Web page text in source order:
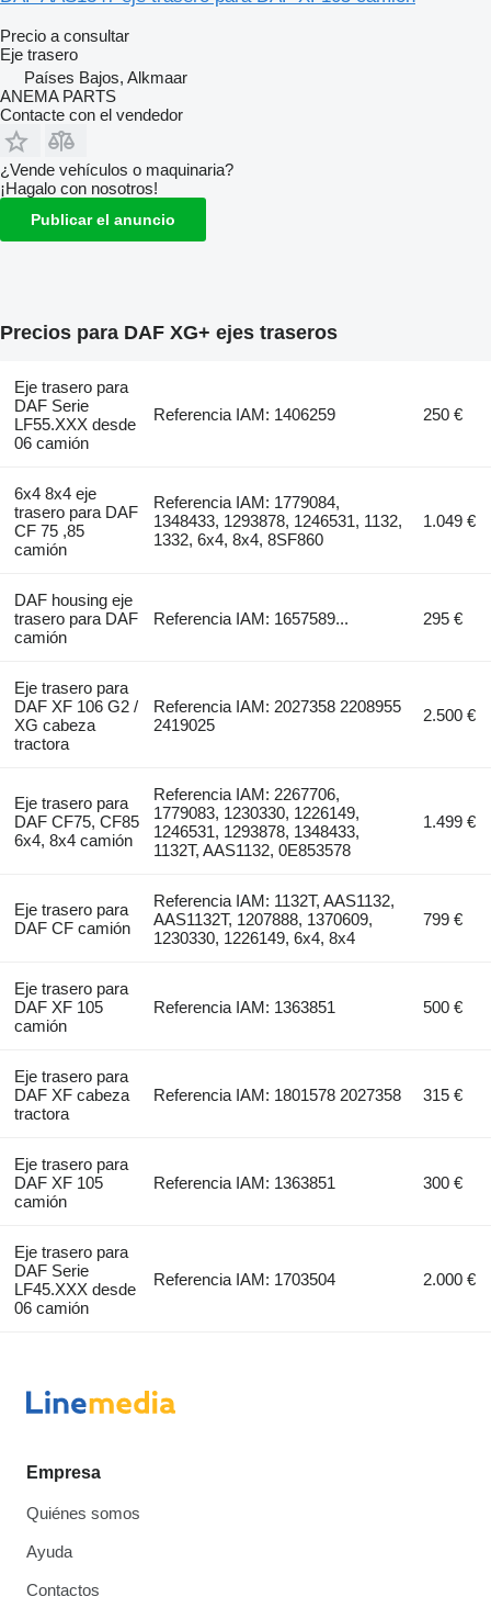
Precio a consultar
Eje trasero
Países Bajos, Alkmaar
ANEMA PARTS
Contacte con el vendedor
¿Vende vehículos o maquinaria?
¡Hagalo con nosotros!
Publicar el anuncio
Precios para DAF XG+ ejes traseros
Eje trasero para
DAF Serie
LF55.XXX desde
06 camión
Referencia IAM: 1406259 250 €
6x4 8x4 eje
trasero para DAF
CF 75 ,85
camión
Referencia IAM: 1779084,
1348433, 1293878, 1246531, 1132,
1332, 6x4, 8x4, 8SF860
1.049 €
DAF housing eje
trasero para DAF
camión
Referencia IAM: 1657589... 295 €
Eje trasero para
DAF XF 106 G2 /
XG cabeza
tractora
Referencia IAM: 2027358 2208955
2419025
2.500 €
Eje trasero para
DAF CF75, CF85
6x4, 8x4 camión
Referencia IAM: 2267706,
1779083, 1230330, 1226149,
1246531, 1293878, 1348433,
1132T, AAS1132, 0E853578
1.499 €
Eje trasero para
DAF CF camión
Referencia IAM: 1132T, AAS1132,
AAS1132T, 1207888, 1370609,
1230330, 1226149, 6x4, 8x4
799 €
Eje trasero para
DAF XF 105
camión
Referencia IAM: 1363851 500 €
Eje trasero para
DAF XF cabeza
tractora
Referencia IAM: 1801578 2027358 315 €
Eje trasero para
DAF XF 105
camión
Referencia IAM: 1363851 300 €
Eje trasero para
DAF Serie
LF45.XXX desde
06 camión
Referencia IAM: 1703504 2.000 €
Empresa
Quiénes somos
Ayuda
Contactos